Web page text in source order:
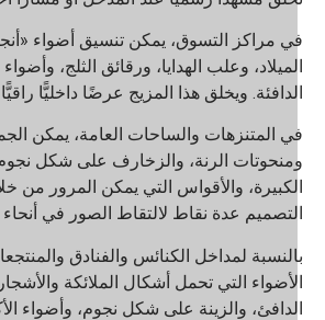
مراكز التسوق، يمكن تنسيق أضواء «أنجل»
وعلب الهدايا، ورقائق الثلج، وأضواء
ويخلق هذا المزيج عرضًا داخليًّا راقيًّا
المتنزهات والساحات العامة، يمكن الجمع
الرنة، والزخارف على شكل نجوم،
والأقواس التي يمكن المرور من
عدة نقاط لالتقاط الصور في أنحاء
لمداخل الكنائس والفنادق
التي تحمل أشكال الملائكة والأشجار
والزينة على شكل نجوم، وأضواء